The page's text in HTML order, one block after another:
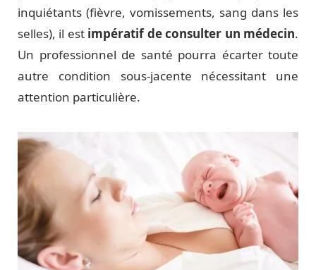
inquiétants (fièvre, vomissements, sang dans les
selles), il estimpératif de consulter un médecin.
Un professionnel de santé pourra écarter toute
autre condition sous-jacente nécessitant une
attention particulière.